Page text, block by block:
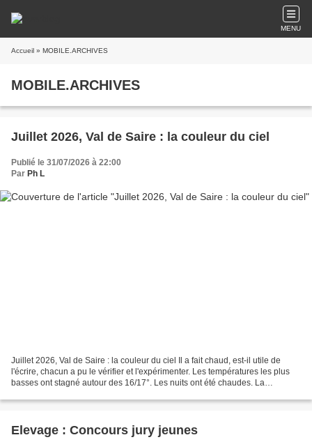
MENU
Accueil » MOBILE.ARCHIVES
MOBILE.ARCHIVES
Juillet 2026, Val de Saire : la couleur du ciel
Publié le 31/07/2026 à 22:00
Par Ph L
Juillet 2026, Val de Saire : la couleur du ciel Il a fait chaud, est-il utile de
l'écrire, chacun a pu le vérifier et l'expérimenter. Les températures les plus
basses ont stagné autour des 16/17°. Les nuits ont été chaudes. La
Elevage : Concours jury jeunes